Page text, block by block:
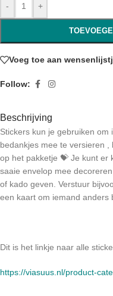
- +
Voeg toe aan
Follow:
Beschrijving
Stickers kun je gebruiken
bedankjes mee te versieren
op het pakketje 💝 Je kunt er
saaie envelop mee
of kado geven. Verstuur
een kaart om iemand anders
Dit is het linkje naar alle
https://viasuus.nl/product-